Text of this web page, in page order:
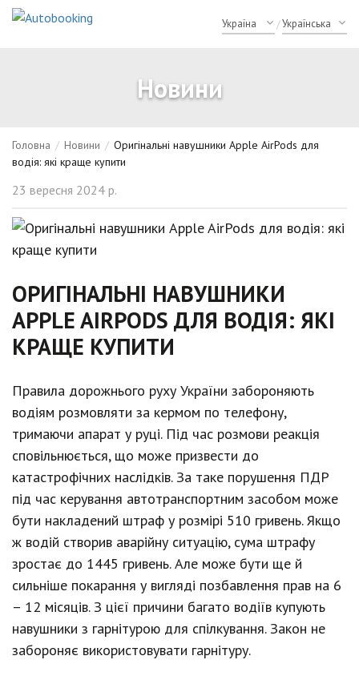
/
Новини
Головна / Новини / Оригінальні навушники Apple AirPods для
водія: які краще купити
23 вересня 2024 р.
ОРИГІНАЛЬНІ НАВУШНИКИ
APPLE AIRPODS ДЛЯ ВОДІЯ: ЯКІ
КРАЩЕ КУПИТИ
Правила дорожнього руху України забороняють
водіям розмовляти за кермом по телефону,
тримаючи апарат у руці. Під час розмови реакція
сповільнюється, що може призвести до
катастрофічних наслідків. За таке порушення ПДР
під час керування автотранспортним засобом може
бути накладений штраф у розмірі 510 гривень. Якщо
ж водій створив аварійну ситуацію, сума штрафу
зростає до 1445 гривень. Але може бути ще й
сильніше покарання у вигляді позбавлення прав на 6
– 12 місяців. З цієї причини багато водіїв купують
навушники з гарнітурою для спілкування. Закон не
забороняє використовувати гарнітуру.